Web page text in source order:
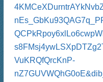
VuKRQfQrcKnP-